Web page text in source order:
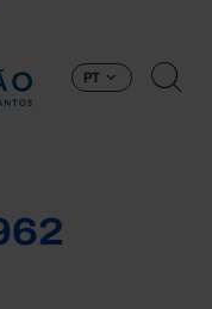
PT